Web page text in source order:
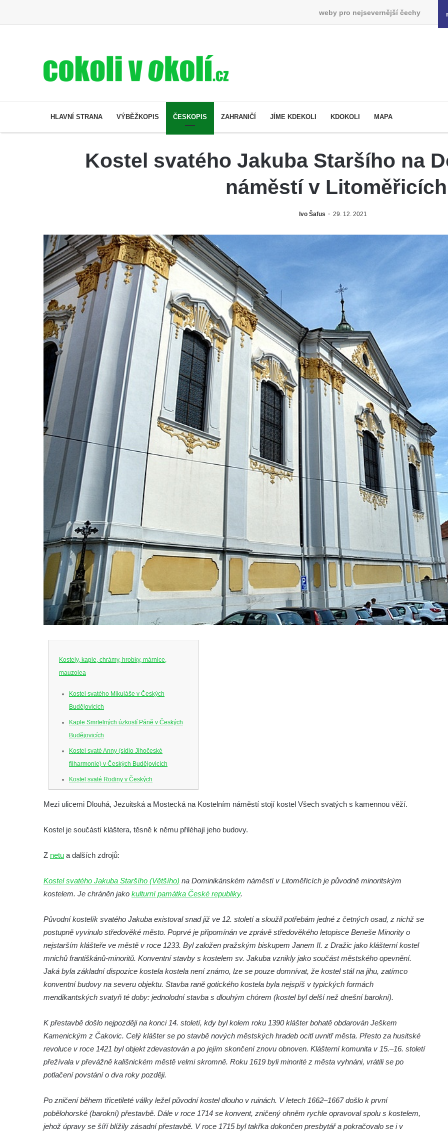
weby pro nejsevernější čechy
HLAVNÍ STRANA VÝBĚŽKOPIS ČESKOPIS ZAHRANIČÍ JÍME KDEKOLI KDOKOLI MAPA
Kostel svatého Jakuba Staršího na
náměstí v Litoměřicích
Ivo Šafus 29. 12. 2021
Kostely, kaple, chrámy, hrobky, márnice,
mauzolea
Kostel svatého Mikuláše v Českých
Budějovicích
Kaple Smrtelných úzkostí Páně v Českých
Budějovicích
Kostel svaté Anny (sídlo Jihočeské
filharmonie) v Českých Budějovicích
Kostel svaté Rodiny v Českých
Budějovicích
Kostel Obětování Panny Marie u kláštera
Kostel Všech svatých v Kamenném Újezdě
Kaple na křižovatce ulic Budějovická a
Bývalý kostel svatých Filipa a Jakuba na
náměstí J. V. Kamarýta ve Velešíně
Márnice na hřbitově ve Velešíně
Poutní areál Římov
Kostel svatého Ducha v poutním areálu
Římov
Křížová cesta Římov – XXV. kaple – Boží
Křížová cesta Římov – XXIV. kaple – Pieta
Křížová cesta Římov – XXII. kaple – Šimon
Křížová cesta Římov – XXI. kaple –
Popravní brána
Křížová cesta Římov – XX. kaple – Svatá
Mezi ulicemi Dlouhá, Jezuitská a Mostecká na Kostelním náměstí stojí kostel Všech svatých s kamennou věží.
Kostel je součástí kláštera, těsně k němu přiléhají jeho budovy.
Z netu a dalších zdrojů:
Kostel svatého Jakuba Staršího (Většího) na Dominikánském náměstí v Litoměřicích je původně minoritským
kostelem. Je chráněn jako kulturní památka České republiky.
Původní kostelík svatého Jakuba existoval snad již ve 12. století a sloužil potřebám jedné z četných osad, z nichž se
postupně vyvinulo středověké město. Poprvé je připomínán ve zprávě středověkého letopisce Beneše Minority o
nejstarším klášteře ve městě v roce 1233. Byl založen pražským biskupem Janem II. z Dražic jako klášterní kostel
mnichů františkánů-minoritů. Konventní stavby s kostelem sv. Jakuba vznikly jako součást městského opevnění.
Jaká byla základní dispozice kostela kostela není známo, lze se pouze domnívat, že kostel stál na jihu, zatímco
konventní budovy na severu objektu. Stavba raně gotického kostela byla nejspíš v typických formách
mendikantských svatyň té doby: jednolodní stavba s dlouhým chórem (kostel byl delší než dnešní barokní).
K přestavbě došlo nejpozději na konci 14. století, kdy byl kolem roku 1390 klášter bohatě obdarován Ješkem
Kamenickým z Čakovic. Celý klášter se po stavbě nových městských hradeb ocitl uvnitř města. Přesto za husitské
revoluce v roce 1421 byl objekt zdevastován a po jejím skončení znovu obnoven. Klášterní komunita v 15.–16. století
přežívala v převážně kališnickém městě velmi skromně. Roku 1619 byli minorité z města vyhnáni, vrátili se po
potlačení povstání o dva roky později.
Po zničení během třicetileté války ležel původní kostel dlouho v ruinách. V letech 1662–1667 došlo k první
pobělohorské (barokní) přestavbě. Dále v roce 1714 se konvent, zničený ohněm rychle opravoval spolu s kostelem,
jehož úpravy se šíří blížily zásadní přestavbě. V roce 1715 byl takřka dokončen presbytář a pokračovalo se i v